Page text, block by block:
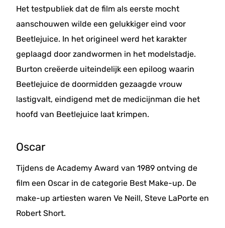
Het testpubliek dat de film als eerste mocht
aanschouwen wilde een gelukkiger eind voor
Beetlejuice. In het origineel werd het karakter
geplaagd door zandwormen in het modelstadje.
Burton creëerde uiteindelijk een epiloog waarin
Beetlejuice de doormidden gezaagde vrouw
lastigvalt, eindigend met de medicijnman die het
hoofd van Beetlejuice laat krimpen.
Oscar
Tijdens de Academy Award van 1989 ontving de
film een Oscar in de categorie Best Make-up. De
make-up artiesten waren Ve Neill, Steve LaPorte en
Robert Short.